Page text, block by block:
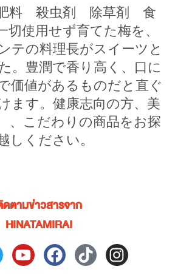
料 殺虫剤 除草剤 食
切使用せず育てた梅を、
テの料理長がスイーツと
。豊潤で香り高く、口に
価値があるものだと直ぐ
ます。健康志向の方、美
こだわりの商品をお探
しください。
ตามข่าวสารจาก
HINATAMIRAI